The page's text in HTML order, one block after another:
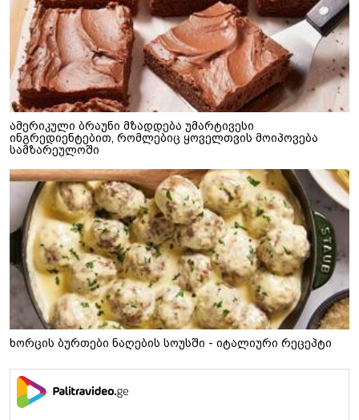
ამერიკული ბრაუნი მზადდება უმარტივესი
ინგრედიენტებით, რომლებიც ყოველთვის მოიპოვება
სამზარეულოში
ხორცის ბურთები ნაღების სოუსში - იტალიური რეცეპტი